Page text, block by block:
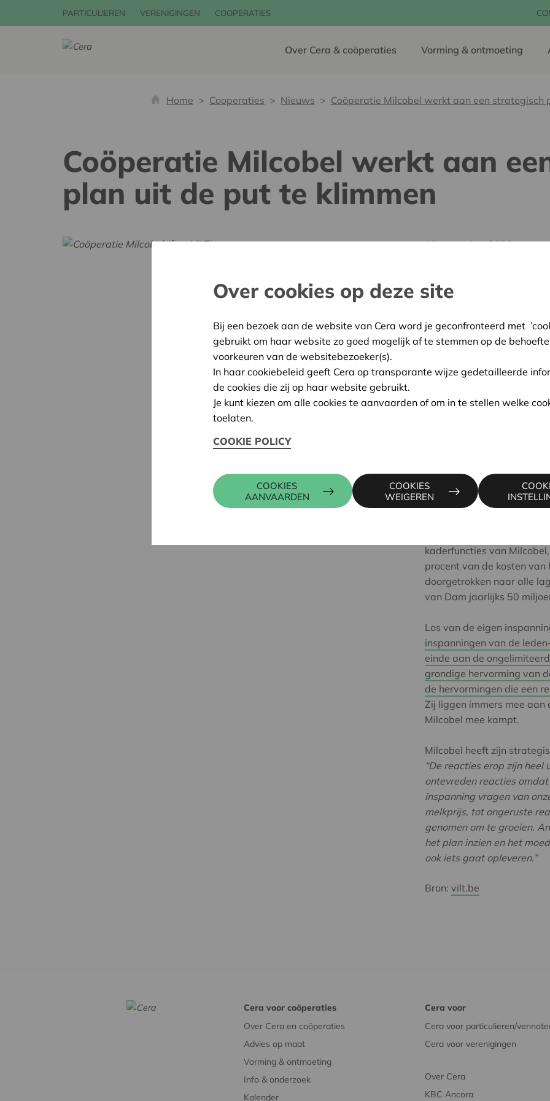
PARTICULIEREN VERENIGINGEN COOPERATIES
Over Cera & coöperaties Vorming & ontmoeting
Home Cooperaties Nieuws Coöperatie Milcobel werkt aan een strategisch
Coöperatie Milcobel werkt aan
plan uit de put te klimmen
13 november 2020
“We zijn er ons absoluut
uitbetalen, te laag is en
worden”
, zegt Nils Van
belooft dit jaar geen
aan een strategisch plan
De onvrede over de
de 2.400 leden-
verwerkt Milcobel 1,7
de melk die in ons land
positie bengelt Milcobel
“Al tien jaar lang is dat
Hij is vastbesloten het tij
aantreden, een
hand in eigen boezem en
besparingstrajecten in
kaderfuncties van
procent van de kosten
doorgetrokken naar alle
van Dam jaarlijks 50
Los van de eigen
inspanningen van de
einde aan de
grondige hervorming van
de hervormingen die een
Zij liggen immers mee
Milcobel mee kampt.
Milcobel heeft zijn
“De reacties erop zijn heel
ontevreden reacties
inspanning vragen van
melkprijs, tot ongeruste
genomen om te groeien.
het plan inzien en het
ook iets gaat opleveren.”
Bron: vilt.be
Cera voor coöperaties
Over Cera en coöperaties
Advies op maat
Vorming & ontmoeting
Info & onderzoek
Kalender
Cera voor
Cera voor particulieren/
Cera voor verenigingen
Over Cera
KBC Ancora
Over cookies op deze site
Bij een bezoek aan de website van Cera word je geconfronteerd met
gebruikt om haar website zo goed mogelijk af te stemmen op de
voorkeuren van de websitebezoeker(s).
In haar cookiebeleid geeft Cera op transparante wijze gedetailleerde
de cookies die zij op haar website gebruikt.
Je kunt kiezen om alle cookies te aanvaarden of om in te stellen welke
toelaten.
COOKIE POLICY
COOKIES
AANVAARDEN
COOKIES
WEIGEREN